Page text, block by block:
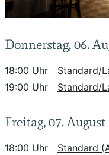
Donnerstag, 06.
18:00 Uhr
Standard/
19:00 Uhr
Standard/
Freitag, 07. August
18:00 Uhr
Standard